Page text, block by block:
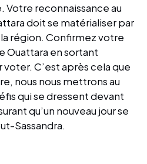
reconnaissance au
doit se matérialiser par
région. Confirmez votre
Ouattara en sortant
C’est après cela que
nous nous mettrons au
qui se dressent devant
qu’un nouveau jour se
Sassandra.